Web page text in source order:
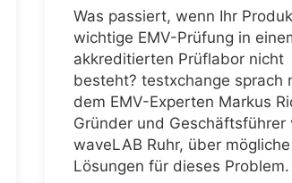
Was passiert, wenn Ihr
wichtige EMV-Prüfung in
akkreditierten Prüflabor nicht
besteht? testxchange sprach
dem EMV-Experten Markus
Gründer und Geschäftsführer
waveLAB Ruhr, über mögliche
Lösungen für dieses Problem.